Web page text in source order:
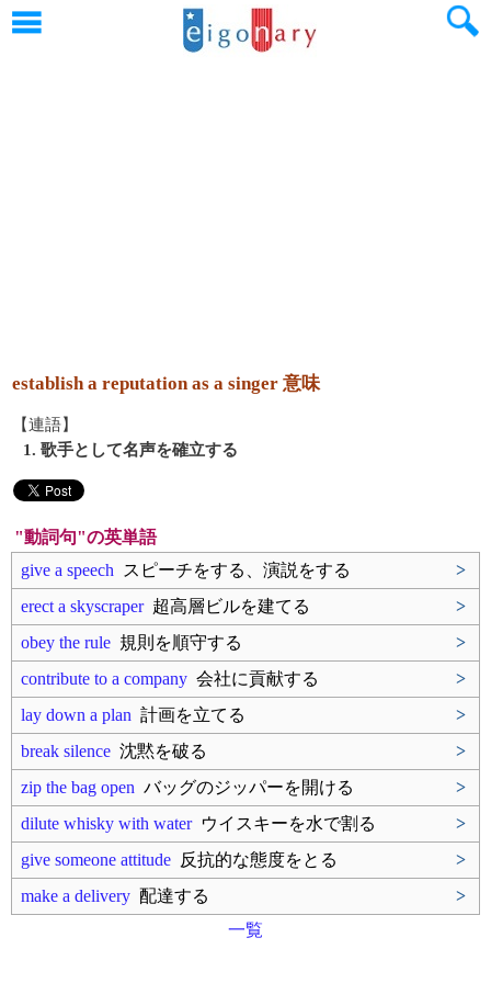
establish a reputation as a singer 意味
【連語】
1. 歌手として名声を確立する
"動詞句"の英単語
give a speech スピーチをする、演説をする
>
erect a skyscraper超高層ビルを建てる
>
obey the rule 規則を順守する
>
contribute to a company 会社に貢献する
>
lay down a plan 計画を立てる
>
break silence 沈黙を破る
>
zip the bag open バッグのジッパーを開ける
>
dilute whisky with waterウイスキーを水で割る
>
give someone attitude 反抗的な態度をとる
>
make a delivery 配達する
>
一覧